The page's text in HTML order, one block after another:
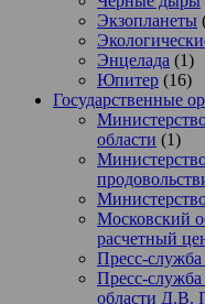
Экзопланеты
Энцелада (1)
Юпитер (16)
Государственные
области (1)
Министерство
Московский
расчетный
Пресс-
Пресс-служба
области Д.В.